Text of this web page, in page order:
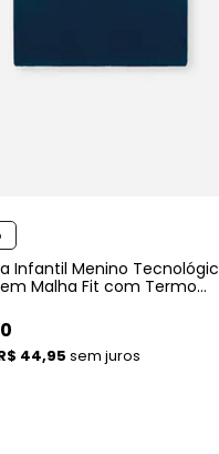
Infantil Menino
Malha Fit com Termo
44,95 sem juros